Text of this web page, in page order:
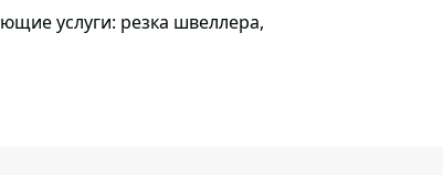
услуги: резка швеллера,